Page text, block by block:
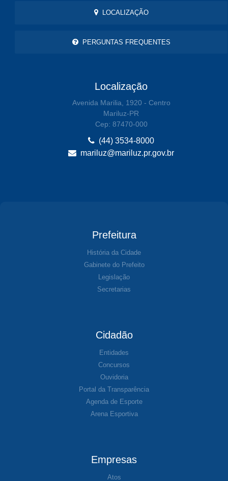
LOCALIZAÇÃO
PERGUNTAS FREQUENTES
Localização
Avenida Marilia, 1920 - Centro
Mariluz-PR
Cep: 87470-000
(44) 3534-8000
mariluz@mariluz.pr.gov.br
Prefeitura
História da Cidade
Gabinete do Prefeito
Legislação
Secretarias
Cidadão
Entidades
Concursos
Ouvidoria
Portal da Transparência
Agenda de Esporte
Arena Esportiva
Empresas
Atos